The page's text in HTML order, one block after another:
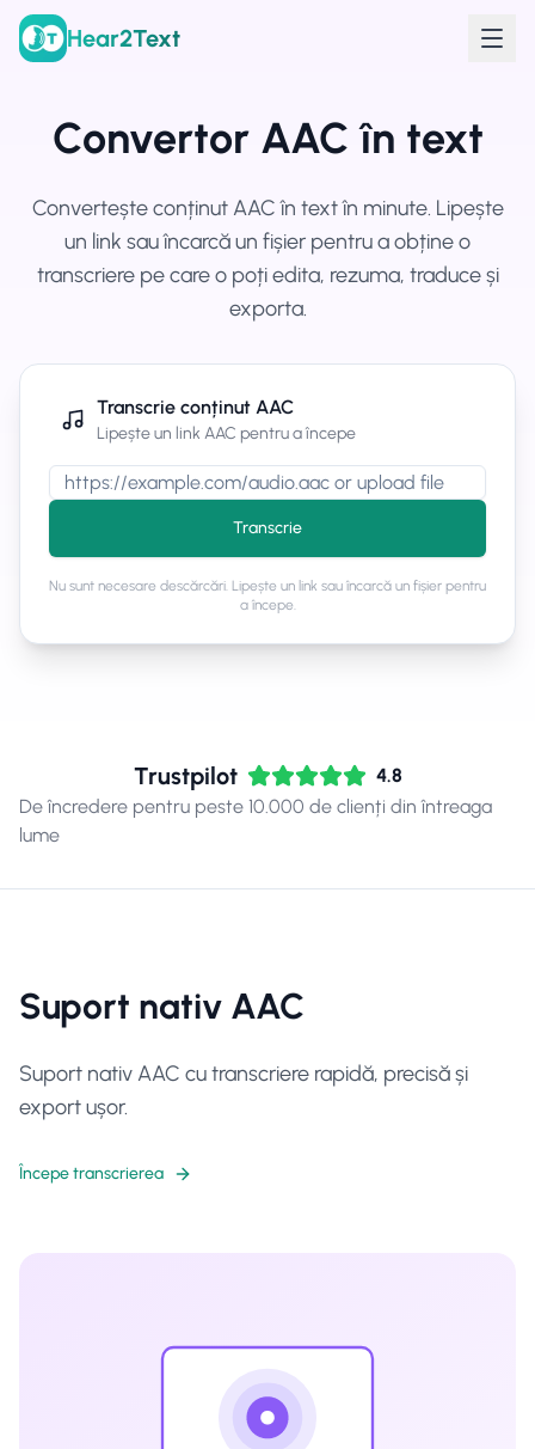
Hear2Text
Convertor AAC în text
Convertește conținut AAC în text în minute. Lipește
un link sau încarcă un fișier pentru a obține o
transcriere pe care o poți edita, rezuma, traduce și
exporta.
Transcrie conținut AAC
Lipește un link AAC pentru a începe
Transcrie
Nu sunt necesare descărcări. Lipește un link sau încarcă un fișier pentru
a începe.
Trustpilot
4.8
De încredere pentru peste 10.000 de clienți din întreaga
lume
Suport nativ AAC
Suport nativ AAC cu transcriere rapidă, precisă și
export ușor.
Începe transcrierea